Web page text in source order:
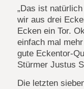
„Das ist
wir aus drei
Ecken ein Tor.
einfach mal
gute Eckentor-
Stürmer Justus
Die letzten